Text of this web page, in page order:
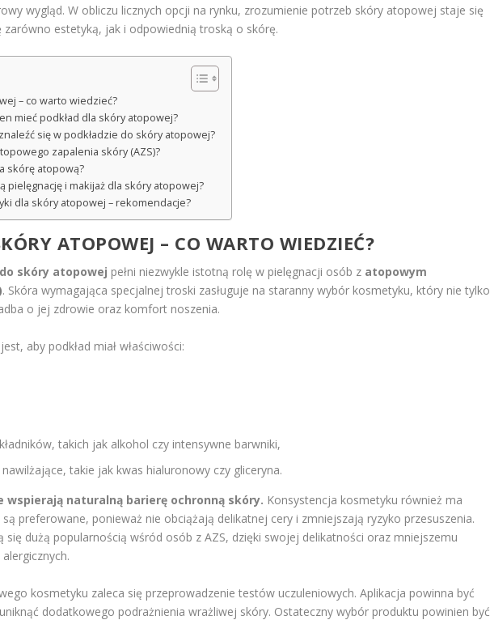
wygląd. W obliczu licznych opcji na rynku, zrozumienie potrzeb skóry atopowej staje się
zarówno estetyką, jak i odpowiednią troską o skórę.
– co warto wiedzieć?
mieć podkład dla skóry atopowej?
się w podkładzie do skóry atopowej?
zapalenia skóry (AZS)?
skórę atopową?
pielęgnację i makijaż dla skóry atopowej?
dla skóry atopowej – rekomendacje?
ATOPOWEJ – CO WARTO WIEDZIEĆ?
skóry atopowej pełni niezwykle istotną rolę w pielęgnacji osób z atopowym
. Skóra wymagająca specjalnej troski zasługuje na staranny wybór kosmetyku, który nie tylko
o jej zdrowie oraz komfort noszenia.
aby podkład miał właściwości:
takich jak alkohol czy intensywne barwniki,
takie jak kwas hialuronowy czy gliceryna.
wspierają naturalną barierę ochronną skóry. Konsystencja kosmetyku również ma
są preferowane, ponieważ nie obciążają delikatnej cery i zmniejszają ryzyko przesuszenia.
się dużą popularnością wśród osób z AZS, dzięki swojej delikatności oraz mniejszemu
kosmetyku zaleca się przeprowadzenie testów uczuleniowych. Aplikacja powinna być
dodatkowego podrażnienia wrażliwej skóry. Ostateczny wybór produktu powinien być